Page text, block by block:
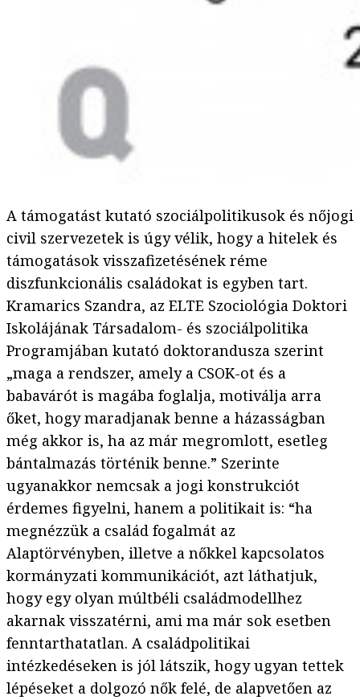
A támogatást kutató szociálpolitikusok és nőjogi
civil szervezetek is úgy vélik, hogy a hitelek és
támogatások visszafizetésének réme
diszfunkcionális családokat is egyben tart.
Kramarics Szandra, az ELTE Szociológia Doktori
Iskolájának Társadalom- és szociálpolitika
Programjában kutató doktorandusza szerint
„maga a rendszer, amely a CSOK-ot és a
babavárót is magába foglalja, motiválja arra
őket, hogy maradjanak benne a házasságban
még akkor is, ha az már megromlott, esetleg
bántalmazás történik benne.” Szerinte
ugyanakkor nemcsak a jogi konstrukciót
érdemes figyelni, hanem a politikait is: “ha
megnézzük a család fogalmát az
Alaptörvényben, illetve a nőkkel kapcsolatos
kormányzati kommunikációt, azt láthatjuk,
hogy egy olyan múltbéli családmodellhez
akarnak visszatérni, ami ma már sok esetben
fenntarthatatlan. A családpolitikai
intézkedéseken is jól látszik, hogy ugyan tettek
lépéseket a dolgozó nők felé, de alapvetően az